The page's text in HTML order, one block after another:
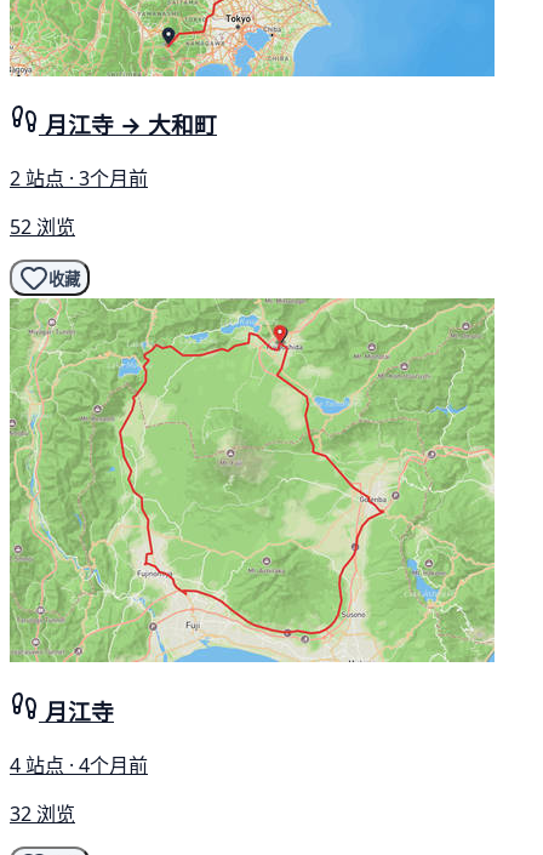
月江寺 → 大和町
2 站点 · 3个月前
52 浏览
收藏
月江寺
4 站点 · 4个月前
32 浏览